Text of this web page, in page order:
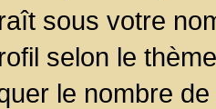
sous votre
selon le
le nombre